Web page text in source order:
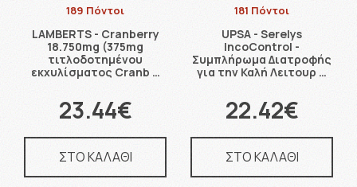
189 Πόντοι
LAMBERTS - Cranberry
18.750mg (375mg
τιτλοδοτημένου
εκχυλίσματος Cranb …
23.44€
ΣΤΟ ΚΑΛΑΘΙ
181 Πόντοι
UPSA - Serelys
IncoControl -
Συμπλήρωμα Διατροφής
για την Καλή Λειτουρ …
22.42€
ΣΤΟ ΚΑΛΑΘΙ